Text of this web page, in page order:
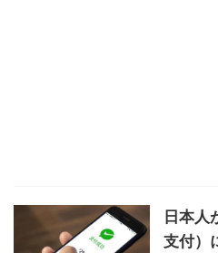
日本人
支付）